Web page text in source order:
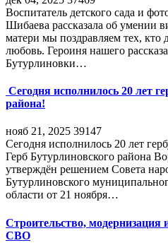
Воспитатель детского сада и
Шибаева рассказала об умении
матери мы поздравляем тех, кто
любовь. Героиня нашего
Бутурлиновки…
Сегодня исполнилось 20 лет
района!
нояб 21, 2025 39147
Сегодня исполнилось 20 лет
Герб Бутурлиновского района
утверждён решением Совета
Бутурлиновского
области от 21 ноября…
Строительство, модернизация
СВО